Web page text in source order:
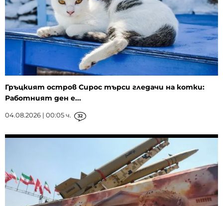
Гръцкият остров Сирос търси гледачи на котки:
Работният ден е...
04.08.2026 | 00:05 ч. 32